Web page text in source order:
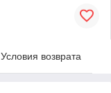
Условия возврата